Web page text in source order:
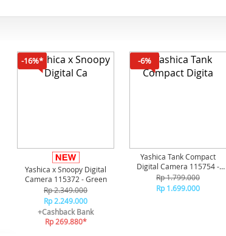
-16%*
Yashica x Snoopy Digital
Camera 115372 - Green
Rp 2.349.000
Rp 2.249.000
+Cashback Bank
Rp 269.880*
-6%
Yashica Tank Compact
Digital Camera 115754 -
Black
Rp 1.799.000
Rp 1.699.000